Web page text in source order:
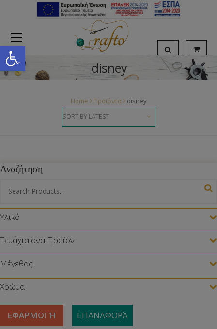
Open toolbar
disney
Home Προϊόντα disney
Αναζήτηση
Υλικό
Τεμάχια ανα Προϊόν
Μέγεθος
Χρώμα
ΕΦΑΡΜΟΓΉ ΕΠΑΝΑΦΟΡΆ